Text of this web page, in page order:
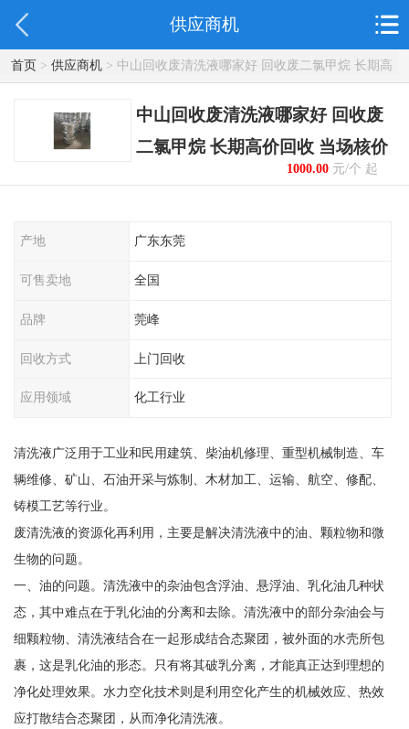
供应商机
首页> 供应商机> 中山回收废清洗液哪家好 回收废二氯甲烷 长期高
价回收 当场核价
中山回收废清洗液哪家好 回收废
二氯甲烷 长期高价回收 当场核价
1000.00元/个 起
产地 广东东莞
可售卖地 全国
品牌 莞峰
回收方式 上门回收
应用领域 化工行业
清洗液广泛用于工业和民用建筑、柴油机修理、重型机械制造、车
辆维修、矿山、石油开采与炼制、木材加工、运输、航空、修配、
铸模工艺等行业。
废清洗液的资源化再利用，主要是解决清洗液中的油、颗粒物和微
生物的问题。
一、油的问题。清洗液中的杂油包含浮油、悬浮油、乳化油几种状
态，其中难点在于乳化油的分离和去除。清洗液中的部分杂油会与
细颗粒物、清洗液结合在一起形成结合态聚团，被外面的水壳所包
裹，这是乳化油的形态。只有将其破乳分离，才能真正达到理想的
净化处理效果。水力空化技术则是利用空化产生的机械效应、热效
应打散结合态聚团，从而净化清洗液。